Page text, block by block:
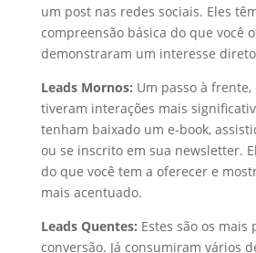
um post nas redes sociais. Eles
compreensão básica do que você
demonstraram um interesse
Leads Mornos: Um passo à frente,
tiveram interações mais
tenham baixado um e-book,
ou se inscrito em sua newsletter.
do que você tem a oferecer e
mais acentuado.
Leads Quentes: Estes são os mais
conversão. Já consumiram vários